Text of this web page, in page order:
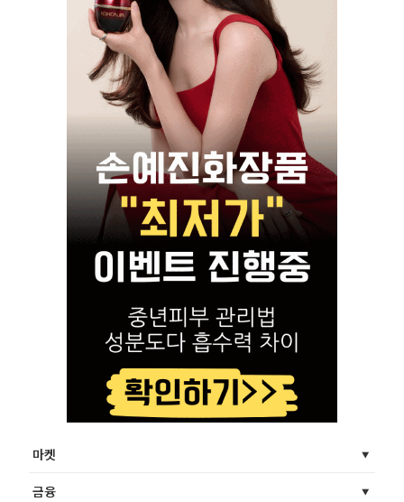
마켓
금융